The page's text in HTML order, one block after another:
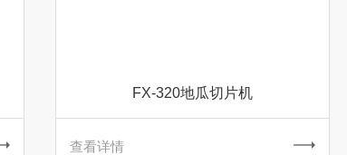
FX-320地瓜切片机
查看详情